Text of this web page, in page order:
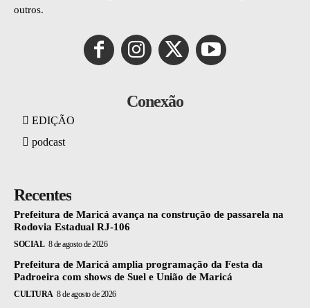
outros.
Conexão
EDIÇÃO
podcast
Recentes
Prefeitura de Maricá avança na construção de passarela na
Rodovia Estadual RJ-106
SOCIAL 8 de agosto de 2026
Prefeitura de Maricá amplia programação da Festa da
Padroeira com shows de Suel e União de Maricá
CULTURA 8 de agosto de 2026